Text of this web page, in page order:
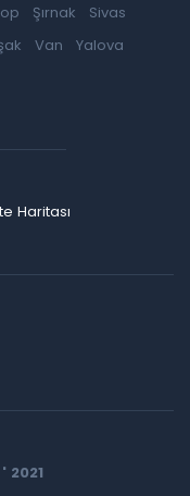
Şırnak
Sivas
Van
Yalova
Haritası
2021